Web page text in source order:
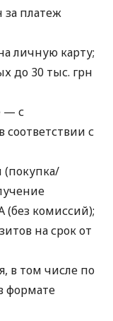
за платеж
личную карту;
до 30 тыс. грн
— с
соответствии с
(без комиссий);
на срок от
в том числе по
формате